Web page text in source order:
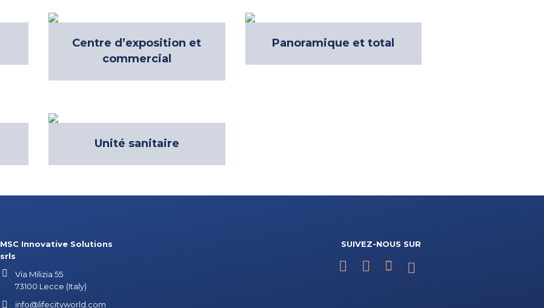
Centre d’exposition et
commercial
Panoramique et total
Unité sanitaire
MSC Innovative Solutions
srls
Via Milizia 55
73100 Lecce (Italy)
info@lifecityworld.com
SUIVEZ-NOUS SUR